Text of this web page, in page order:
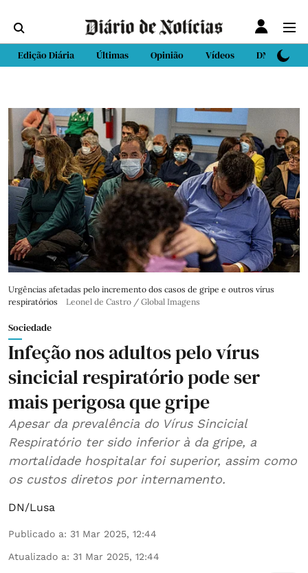
Edição Diária Últimas Opinião Vídeos DN Sport
Urgências afetadas pelo incremento dos casos de gripe e outros vírus
respiratórios
Leonel de Castro / Global Imagens
Sociedade
Infeção nos adultos pelo vírus
sincicial respiratório pode ser
mais perigosa que gripe
Apesar da prevalência do Vírus Sincicial
Respiratório ter sido inferior à da gripe, a
mortalidade hospitalar foi superior, assim como
os custos diretos por internamento.
DN/Lusa
Publicado a: 31 Mar 2025, 12:44
Atualizado a: 31 Mar 2025, 12:44